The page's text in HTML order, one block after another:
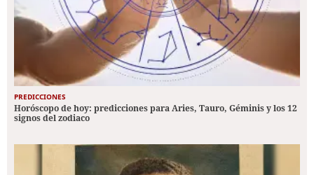
PREDICCIONES
Horóscopo de hoy: predicciones para Aries, Tauro, Géminis y los 12
signos del zodiaco